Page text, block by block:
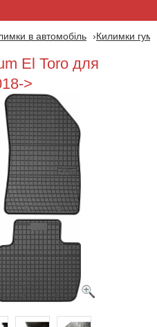
в автомобіль Килимки
El Toro для
>